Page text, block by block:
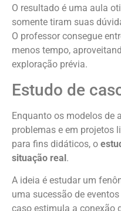
O resultado é uma aula
somente tiram suas
O professor consegue
menos tempo,
exploração prévia.
Estudo de
Enquanto os modelos de
problemas e em projetos
para fins didáticos, o
situação real.
A ideia é estudar um
uma sucessão de
caso estimula a conexão